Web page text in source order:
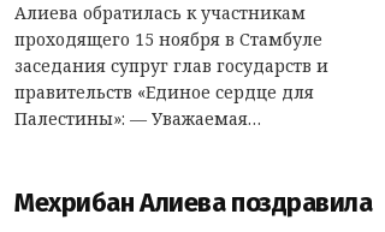
Алиева обратилась к участникам
проходящего 15 ноября в Стамбуле
заседания супруг глав государств и
правительств «Единое сердце для
Палестины»: — Уважаемая…
Мехрибан Алиева поздравила